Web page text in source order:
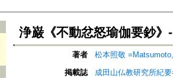
浄巌《不動忿怒瑜伽要鈔》
著者
松本照敬
掲載誌
成田山仏教研究所紀